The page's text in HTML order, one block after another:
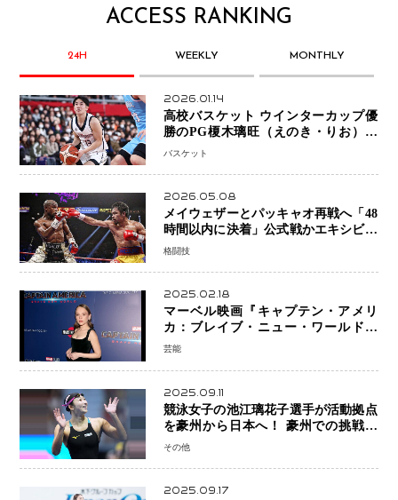
ACCESS RANKING
24H WEEKLY MONTHLY
2026.01.14
高校バスケット ウインターカップ優
勝のPG榎木璃旺（えのき・りお）が
プロの現場へ―。
バスケット
2026.05.08
メイウェザーとパッキャオ再戦へ「48
時間以内に決着」公式戦かエキシビシ
ョンか混迷続く
格闘技
2025.02.18
マーベル映画『キャプテン・アメリ
カ：ブレイブ・ニュー・ワールド』
新ブラック・ウィドウ役のシラ・ハー
芸能
2025.09.11
競泳女子の池江璃花子選手が活動拠点
を豪州から日本へ！ 豪州での挑戦を
糧に、28年ロサンゼルス五輪へ再始動
その他
2025.09.17